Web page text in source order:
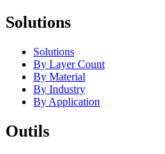
Solutions
Solutions
By Layer Count
By Material
By Industry
By Application
Outils